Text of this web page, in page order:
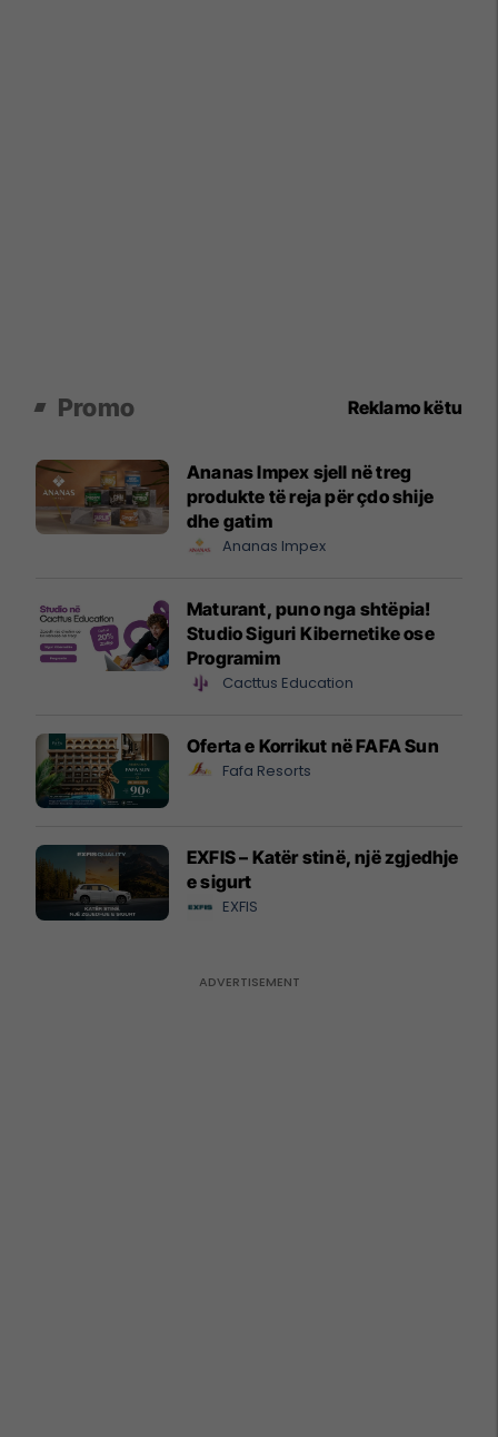
Promo Reklamo këtu
Ananas Impex sjell në treg
produkte të reja për çdo shije
dhe gatim
Ananas Impex
Maturant, puno nga shtëpia!
Studio Siguri Kibernetike ose
Programim
Cacttus Education
Oferta e Korrikut në FAFA Sun
Fafa Resorts
EXFIS – Katër stinë, një zgjedhje
e sigurt
EXFIS